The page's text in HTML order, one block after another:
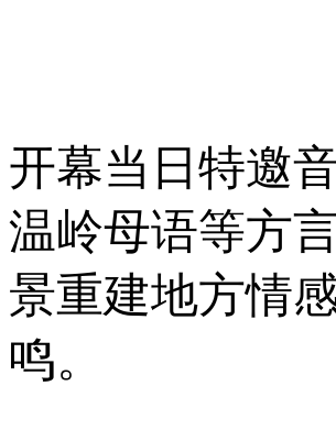
开幕当日特邀
温岭母语等方
景重建地方情
鸣。